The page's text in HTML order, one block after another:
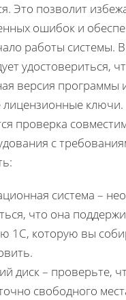
Это позволит
ошибок и
работы системы.
удостовериться,
версия программы
лицензионные
проверка
с
система –
что она
1С, которую вы
диск – проверьте,
свободного